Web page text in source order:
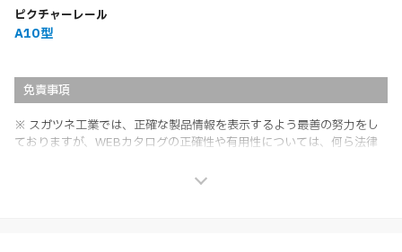
ピクチャーレール
A10型
免責事項
※ スガツネ工業では、正確な製品情報を表示するよう最善の努力をし
ておりますが、WEBカタログの正確性や有用性については、何ら法律